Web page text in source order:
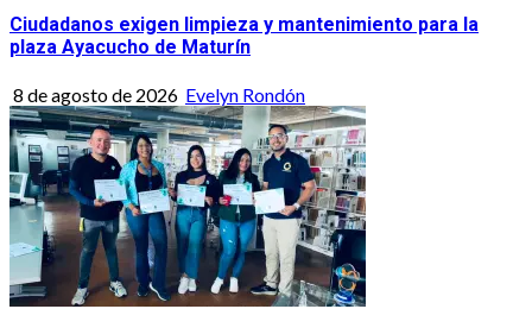
Ciudadanos exigen limpieza y mantenimiento para la
plaza Ayacucho de Maturín
8 de agosto de 2026 Evelyn Rondón